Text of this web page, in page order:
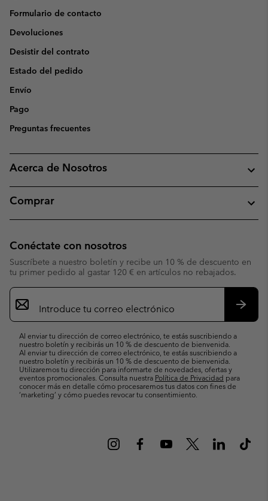
Formulario de contacto
Devoluciones
Desistir del contrato
Estado del pedido
Envío
Pago
Preguntas frecuentes
Acerca de Nosotros
Comprar
Conéctate con nosotros
Suscríbete a nuestro boletín y recibe un 10 % de descuento en
tu primer pedido al gastar 120 € en artículos no rebajados.
Suscripción
de
correo
Al enviar tu dirección de correo electrónico, te estás suscribiendo a
nuestro boletín y recibirás un 10 % de descuento de bienvenida.
Al enviar tu dirección de correo electrónico, te estás suscribiendo a
nuestro boletín y recibirás un 10 % de descuento de bienvenida.
Utilizaremos tu dirección para informarte de novedades, ofertas y
eventos promocionales. Consulta nuestra Política de Privacidad para
conocer más en detalle cómo procesaremos tus datos con fines de
’marketing’ y cómo puedes revocar tu consentimiento.